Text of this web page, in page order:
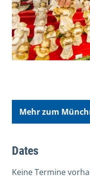
Mehr zum
Dates
Keine Termine